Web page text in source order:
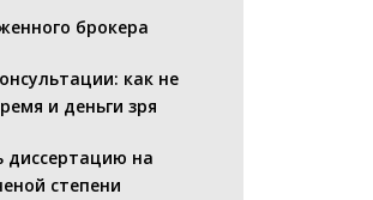
брокера
как не
и деньги зря
диссертацию на
степени